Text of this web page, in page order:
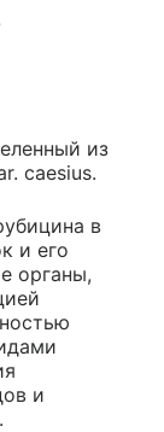
из
caesius.
в
и его
органы,
и